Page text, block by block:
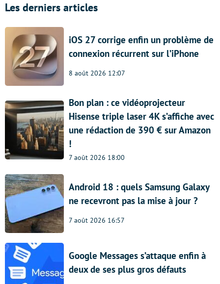
Les derniers articles
iOS 27 corrige enfin un problème de
connexion récurrent sur l’iPhone
8 août 2026 12:07
Bon plan : ce vidéoprojecteur
Hisense triple laser 4K s’affiche avec
une rédaction de 390 € sur Amazon
!
7 août 2026 18:00
Android 18 : quels Samsung Galaxy
ne recevront pas la mise à jour ?
7 août 2026 16:57
Google Messages s’attaque enfin à
deux de ses plus gros défauts